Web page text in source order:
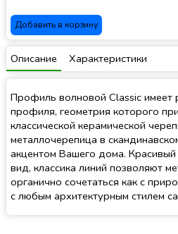
Добавить в корзину
Описание Характеристики
Профиль волновой Classic имеет
профиля, геометрия которого
классической керамической
металлочерепица в
акцентом Вашего дома.
вид, классика линий позволяют
органично сочетаться как с
с любым архитектурным стилем